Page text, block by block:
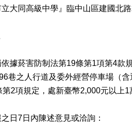
大同高級中學』臨中山區建國北
據菸害防制法第19條第1項第4
之人行道及委外經營停車場（
2項規定，處新臺幣2,000元以上
日7日內陳述意見或洽詢：